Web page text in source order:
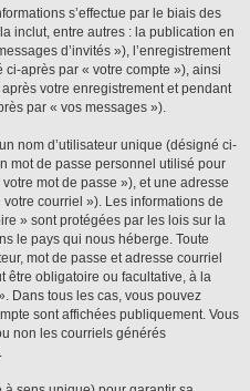
s’effectue par le biais des
inclut, entre autres : la publication en
d’invités »), l’enregistrement
après par « votre compte »), ainsi
votre enregistrement et pendant
par « vos messages »).
nom d’utilisateur unique (désigné ci-
mot de passe personnel utilisé pour
mot de passe »), et une adresse
courriel »). Les informations de
» sont protégées par les lois sur la
le pays qui nous héberge. Toute
mot de passe et adresse courriel
être obligatoire ou facultative, à la
Dans tous les cas, vous pouvez
sont affichées publiquement. Vous
non les courriels générés